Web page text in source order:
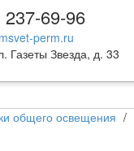
69-96
perm.ru
Газеты Звезда, д. 33
общего освещения /